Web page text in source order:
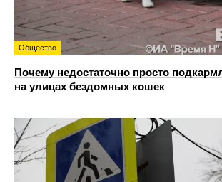
Общество
Почему недостаточно просто
на улицах бездомных кошек